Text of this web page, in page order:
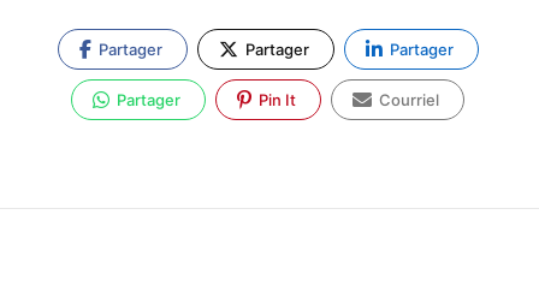
Partager Partager Partager
Partager Pin It Courriel